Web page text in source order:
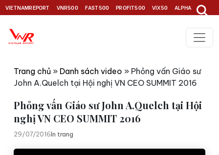
VIETNAMREPORT VNR500 FAST500 PROFIT500 VIX50 ALPHA30
Trang chủ » Danh sách video » Phỏng vấn Giáo sư
John A.Quelch tại Hội nghị VN CEO SUMMIT 2016
Phỏng vấn Giáo sư John A.Quelch tại Hội
nghị VN CEO SUMMIT 2016
29/07/2016In trang